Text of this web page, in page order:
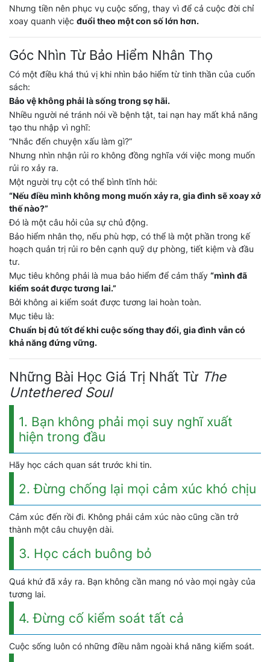
Nhưng tiền nên phục vụ cuộc sống, thay vì để cả cuộc đời chỉ
xoay quanh việc đuổi theo một con số lớn hơn.
Góc Nhìn Từ Bảo Hiểm Nhân Thọ
Có một điều khá thú vị khi nhìn bảo hiểm từ tinh thần của cuốn
sách:
Bảo vệ không phải là sống trong sợ hãi.
Nhiều người né tránh nói về bệnh tật, tai nạn hay mất khả năng
tạo thu nhập vì nghĩ:
“Nhắc đến chuyện xấu làm gì?”
Nhưng nhìn nhận rủi ro không đồng nghĩa với việc mong muốn
rủi ro xảy ra.
Một người trụ cột có thể bình tĩnh hỏi:
“Nếu điều mình không mong muốn xảy ra, gia đình sẽ xoay xở
thế nào?”
Đó là một câu hỏi của sự chủ động.
Bảo hiểm nhân thọ, nếu phù hợp, có thể là một phần trong kế
hoạch quản trị rủi ro bên cạnh quỹ dự phòng, tiết kiệm và đầu
tư.
Mục tiêu không phải là mua bảo hiểm để cảm thấy “mình đã
kiểm soát được tương lai.”
Bởi không ai kiểm soát được tương lai hoàn toàn.
Mục tiêu là:
Chuẩn bị đủ tốt để khi cuộc sống thay đổi, gia đình vẫn có
khả năng đứng vững.
Những Bài Học Giá Trị Nhất Từ The
Untethered Soul
1. Bạn không phải mọi suy nghĩ xuất
hiện trong đầu
Hãy học cách quan sát trước khi tin.
2. Đừng chống lại mọi cảm xúc khó chịu
Cảm xúc đến rồi đi. Không phải cảm xúc nào cũng cần trở
thành một câu chuyện dài.
3. Học cách buông bỏ
Quá khứ đã xảy ra. Bạn không cần mang nó vào mọi ngày của
tương lai.
4. Đừng cố kiểm soát tất cả
Cuộc sống luôn có những điều nằm ngoài khả năng kiểm soát.